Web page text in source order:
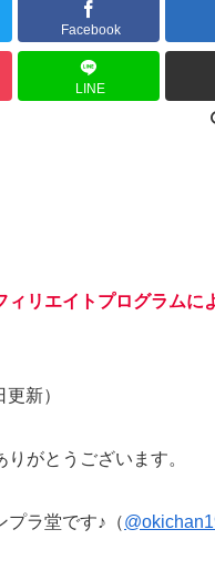
Facebook
LINE
リエイトプログラムに
新）
がとうございます。
プラ堂です♪（